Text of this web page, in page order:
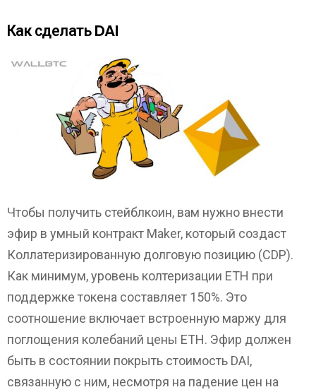
Как сделать DAI
Чтобы получить стейблкоин, вам нужно внести
эфир в умный контракт Maker, который создаст
Коллатеризированную долговую позицию (CDP).
Как минимум, уровень колтеризации ETH при
поддержке токена составляет 150%. Это
соотношение включает встроенную маржу для
поглощения колебаний цены ETH. Эфир должен
быть в состоянии покрыть стоимость DAI,
связанную с ним, несмотря на падение цен на